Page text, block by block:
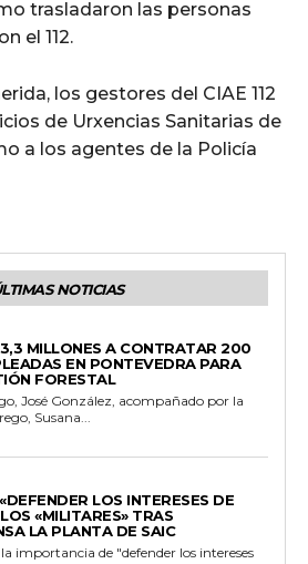
trasladaron las personas
el 112.
los gestores del CIAE 112
de Urxencias Sanitarias de
a los agentes de la Policía
NOTICIAS
MILLONES A CONTRATAR 200
EN PONTEVEDRA PARA
FORESTAL
José González, acompañado por la
Susana...
LOS INTERESES DE
«MILITARES» TRAS
LA PLANTA DE SAIC
importancia de "defender los intereses